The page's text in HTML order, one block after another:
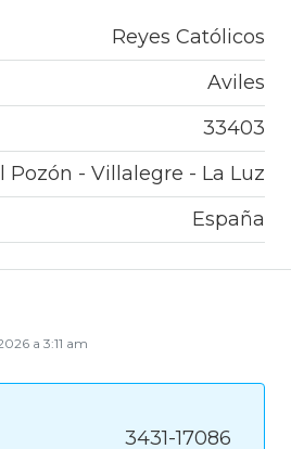
Reyes Católicos
Aviles
33403
Pozón - Villalegre - La Luz
España
a 3:11 am
3431-17086